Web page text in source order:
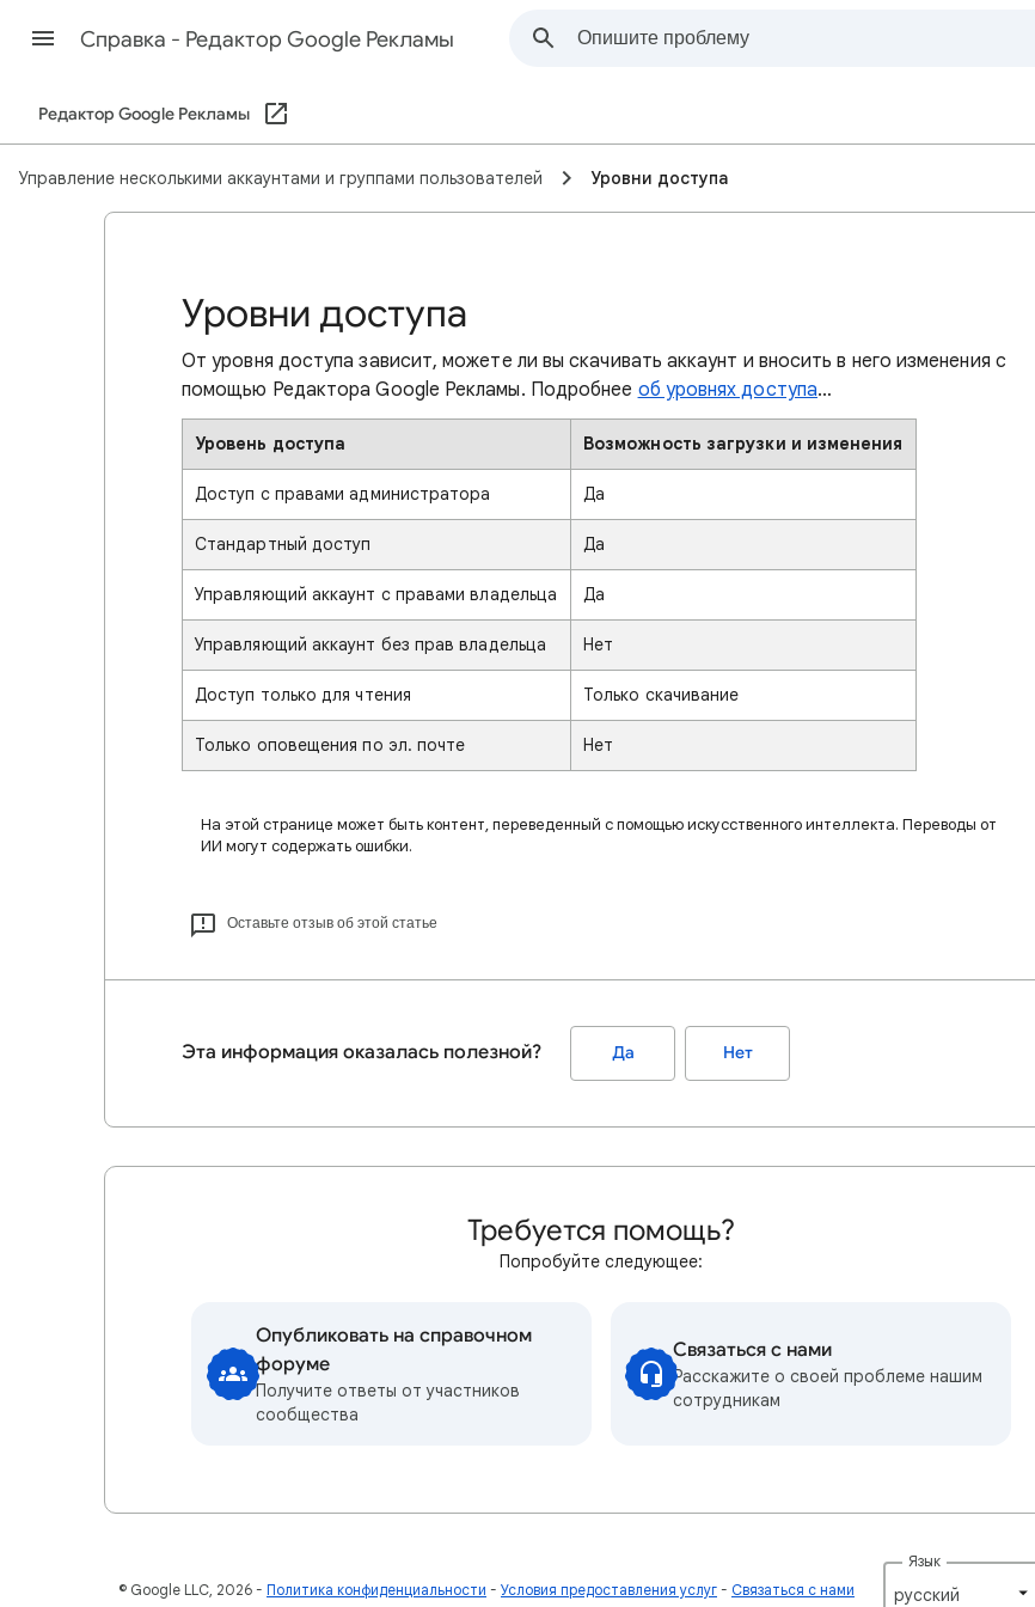
Cправка - Редактор Google Рекламы
Редактор Google Рекламы
Управление несколькими аккаунтами и группами пользователей Уровни доступа
Уровни доступа
От уровня доступа зависит, можете ли вы скачивать аккаунт и вносить в него изменения с
помощью Редактора Google Рекламы. Подробнее об уровнях доступа…
Уровень доступа Возможность загрузки и изменения
Доступ с правами администратора Да
Стандартный доступ Да
Управляющий аккаунт с правами владельца Да
Управляющий аккаунт без прав владельца Нет
Доступ только для чтения Только скачивание
Только оповещения по эл. почте Нет
На этой странице может быть контент, переведенный с помощью искусственного интеллекта. Переводы от
ИИ могут содержать ошибки.
Оставьте отзыв об этой статье
Эта информация оказалась полезной? Да Нет
Требуется помощь?
Попробуйте следующее:
Опубликовать на справочном
форуме
Получите ответы от участников
сообщества
Связаться с нами
Расскажите о своей проблеме нашим
сотрудникам
© Google LLC, 2026 Политика конфиденциальности Условия предоставления услуг Связаться с нами
Язык
русский‎